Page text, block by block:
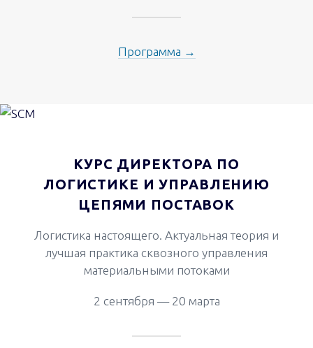
Программа →
КУРС ДИРЕКТОРА ПО
ЛОГИСТИКЕ И УПРАВЛЕНИЮ
ЦЕПЯМИ ПОСТАВОК
Логистика настоящего. Актуальная теория и
лучшая практика сквозного управления
материальными потоками
2 сентября — 20 марта